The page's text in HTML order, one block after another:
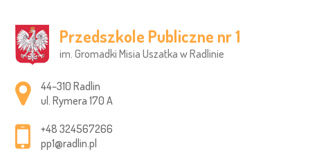
Przedszkole Publiczne nr 1
im. Gromadki Misia Uszatka w Radlinie
Adres pocztowy:
44–310 Radlin
ul. Rymera 170 A
+48 324567266
pp1@radlin.pl